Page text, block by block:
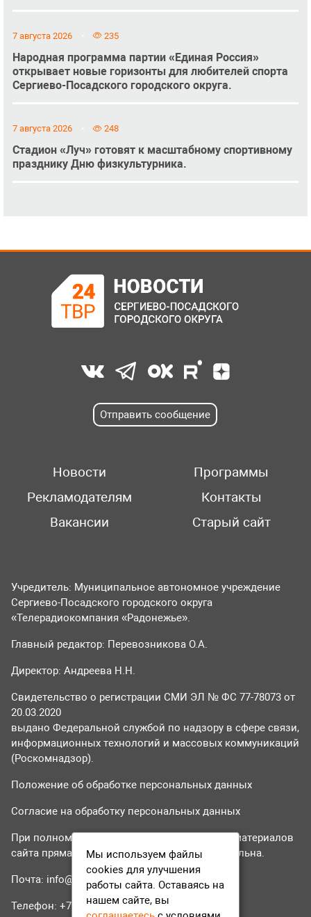
7 августа 2026 235
Народная программа партии «Единая Россия»
открывает новые горизонты для любителей спорта
Сергиево-Посадского городского округа.
7 августа 2026 248
Стадион «Луч» готовят к масштабному спортивному
празднику Дню физкультурника.
Отправить сообщение
Новости
Программы
Рекламодателям
Контакты
Вакансии
Старый сайт
Учредитель: Муниципальное автономное учреждение
Сергиево-Посадского городского округа
«Телерадиокомпания «Радонежье».
Главный редактор: Перевозникова О.А.
Директор: Андреева Н.Н.
Свидетельство о регистрации СМИ ЭЛ № ФС 77-78073 от
20.03.2020
выдано Федеральной службой по надзору в сфере связи,
информационных технологий и массовых коммуникаций
(Роскомнадзор).
Положение об обработке персональных данных
Согласие на обработку персональных данных
При полном или частичном использовании материалов
сайта прямая гиперссылка на tvr24.tv обязательна.
Почта: info@tvr24.tv
Телефон: +7 (496) 551-04-95
Мы используем файлы
cookies для улучшения
работы сайта. Оставаясь на
нашем сайте, вы